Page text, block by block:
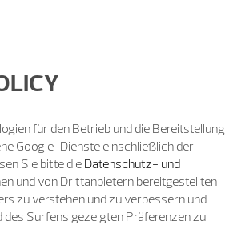
für den Betrieb und die Bereitstellung
Google-Dienste einschließlich der
Sie bitte dieDatenschutz- und
und von Drittanbietern bereitgestellten
zu verstehen und zu verbessern und
Surfens gezeigten Präferenzen zu